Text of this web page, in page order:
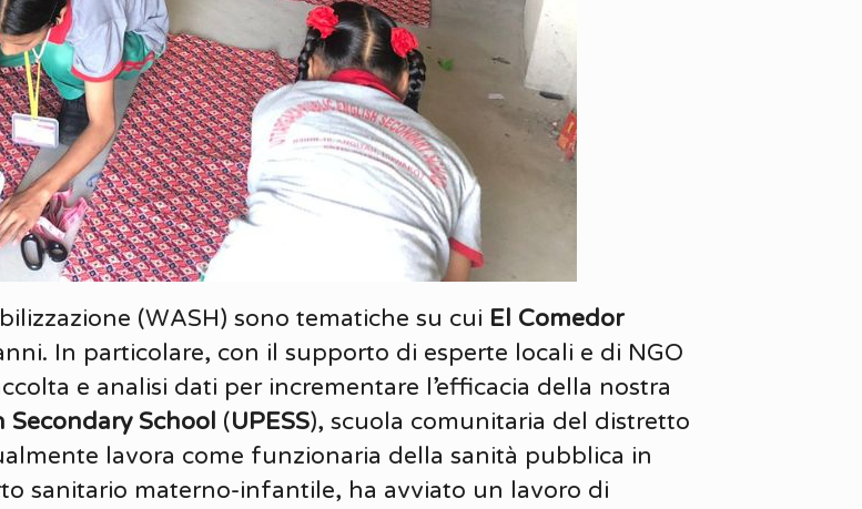
(WASH) sono tematiche su cui El Comedor
In particolare, con il supporto di esperte locali e di NGO
e analisi dati per incrementare l’efficacia della nostra
School (UPESS), scuola comunitaria del distretto
lavora come funzionaria della sanità pubblica in
sanitario materno-infantile, ha avviato un lavoro di